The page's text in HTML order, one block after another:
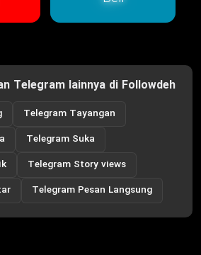
Telegram lainnya di Followdeh
Telegram Tayangan
Telegram Suka
Telegram Story views
Telegram Pesan Langsung